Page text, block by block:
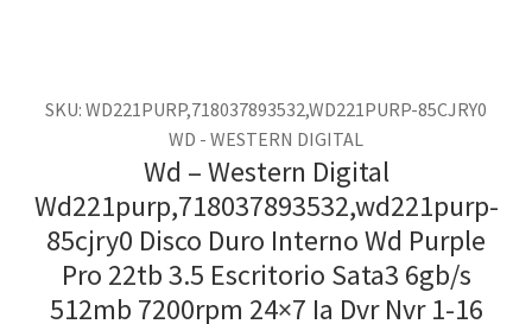
SKU: WD221PURP,718037893532,WD221PURP-85CJRY0
WD - WESTERN DIGITAL
Wd – Western Digital
Wd221purp,718037893532,wd221purp-
85cjry0 Disco Duro Interno Wd Purple
Pro 22tb 3.5 Escritorio Sata3 6gb/s
512mb 7200rpm 24×7 Ia Dvr Nvr 1-16